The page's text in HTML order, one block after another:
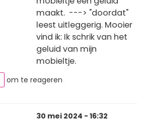
maakt. ---> "doordat"
leest uitleggerig. Mooier
vind ik: Ik schrik van het
geluid van mijn
mobieltje.
om te reageren
30 mei 2024 - 16:32